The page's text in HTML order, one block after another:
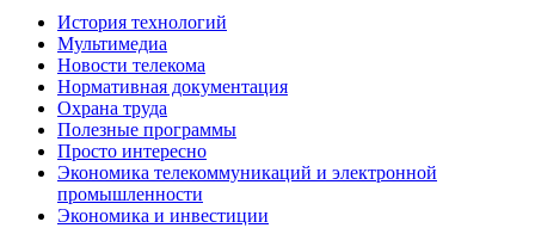
История технологий
Мультимедиа
Новости телекома
Нормативная документация
Охрана труда
Полезные программы
Просто интересно
Экономика телекоммуникаций и электронной
промышленности
Экономика и инвестиции